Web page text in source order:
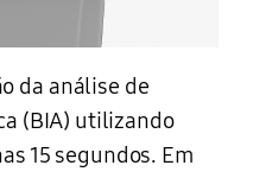
da análise de
(BIA) utilizando
15 segundos. Em